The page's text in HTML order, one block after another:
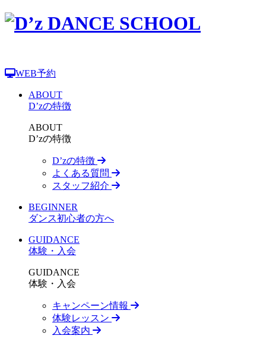
WEB予約
ABOUT
D’zの特徴
ABOUT
D’zの特徴
D’zの特徴
よくある質問
スタッフ紹介
BEGINNER
ダンス初心者の方へ
GUIDANCE
体験・入会
GUIDANCE
体験・入会
キャンペーン情報
体験レッスン
入会案内